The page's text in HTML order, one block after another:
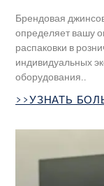
Брендовая
определяет вашу
распаковки в
индивидуальных
оборудования..
>>УЗНАТЬ